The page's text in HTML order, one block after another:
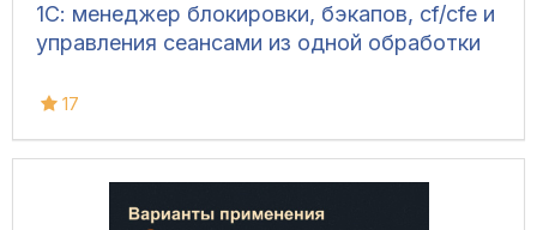
1С: менеджер блокировки, бэкапов, cf/cfe и
управления сеансами из одной обработки
17